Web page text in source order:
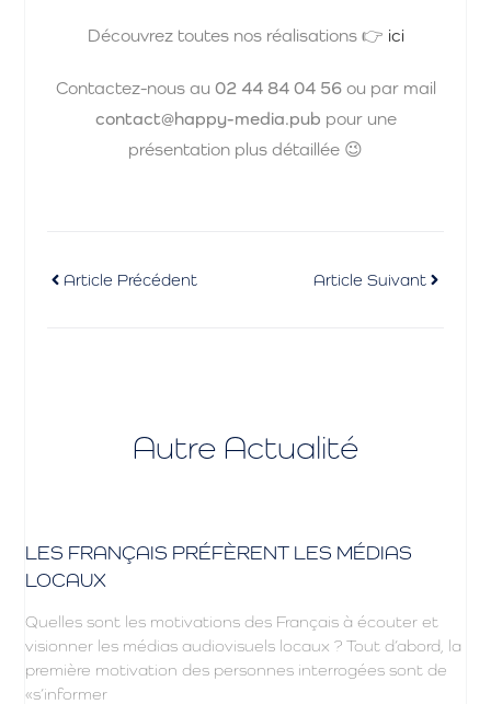
Découvrez toutes nos réalisations 👉 ici
Contactez-nous au 02 44 84 04 56ou par mail
contact@happy-media.pub pour une
présentation plus détaillée 😉
Article Précédent Article Suivant
Autre Actualité
LES FRANÇAIS PRÉFÈRENT LES MÉDIAS
LOCAUX
Quelles sont les motivations des Français à écouter et
visionner les médias audiovisuels locaux ? Tout d’abord, la
première motivation des personnes interrogées sont de
«s’informer